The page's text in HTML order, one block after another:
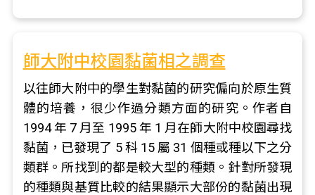
師大附中校園黏菌相之調查
以往師大附中的學生對黏菌的研究偏向於原生質
體的培養，很少作過分類方面的研究。作者自
1994 年 7 月至 1995 年 1 月在師大附中校園尋找
黏菌，已發現了 5 科 15 屬 31 個種或種以下之分
類群。所找到的都是較大型的種類。針對所發現
的種類與基質比較的結果顯示大部份的黏菌出現